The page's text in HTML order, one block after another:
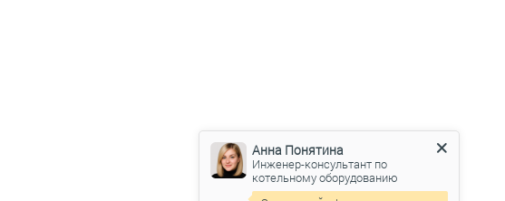
Анна Понятина
Инженер-консультант по
котельному оборудованию